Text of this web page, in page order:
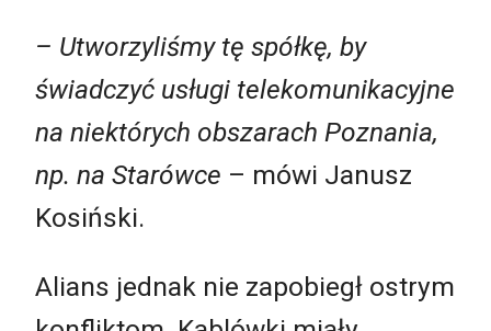
– Utworzyliśmy tę spółkę, by
świadczyć usługi telekomunikacyjne
na niektórych obszarach Poznania,
np. na Starówce – mówi Janusz
Kosiński.
Alians jednak nie zapobiegł ostrym